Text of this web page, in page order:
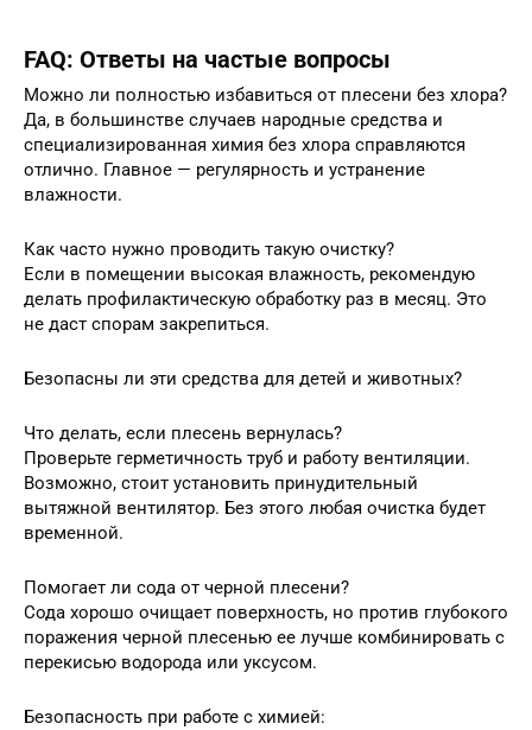
FAQ: Ответы на частые вопросы
Можно ли полностью избавиться от плесени без хлора?
Да, в большинстве случаев народные средства и
специализированная химия без хлора справляются
отлично. Главное — регулярность и устранение
влажности.
Как часто нужно проводить такую очистку?
Если в помещении высокая влажность, рекомендую
делать профилактическую обработку раз в месяц. Это
не даст спорам закрепиться.
Безопасны ли эти средства для детей и животных?
Что делать, если плесень вернулась?
Проверьте герметичность труб и работу вентиляции.
Возможно, стоит установить принудительный
вытяжной вентилятор. Без этого любая очистка будет
временной.
Помогает ли сода от черной плесени?
Сода хорошо очищает поверхность, но против глубокого
поражения черной плесенью ее лучше комбинировать с
перекисью водорода или уксусом.
Безопасность при работе с химией: